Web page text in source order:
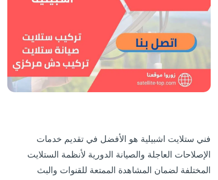
فني ستلايت اشبيلية هو الأفضل في تقديم خدمات
الإصلاحات العاجلة والصيانة الدورية لأنظمة الستلايت
المختلفة لضمان المشاهدة الممتعة للقنوات والبث